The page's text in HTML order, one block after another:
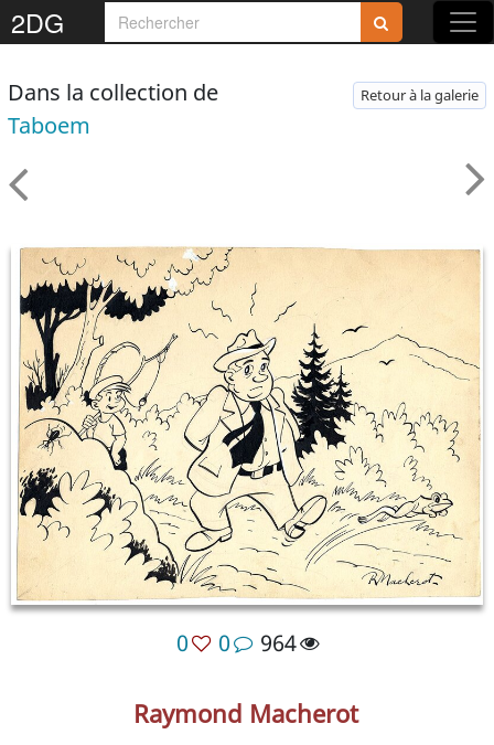
2DG
Dans la collection de
Taboem
Retour à la galerie
0 0 964
Raymond Macherot